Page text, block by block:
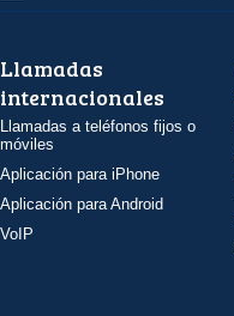
Llamadas
internacionales
Llamadas a teléfonos fijos o
móviles
Aplicación para iPhone
Aplicación para Android
VoIP